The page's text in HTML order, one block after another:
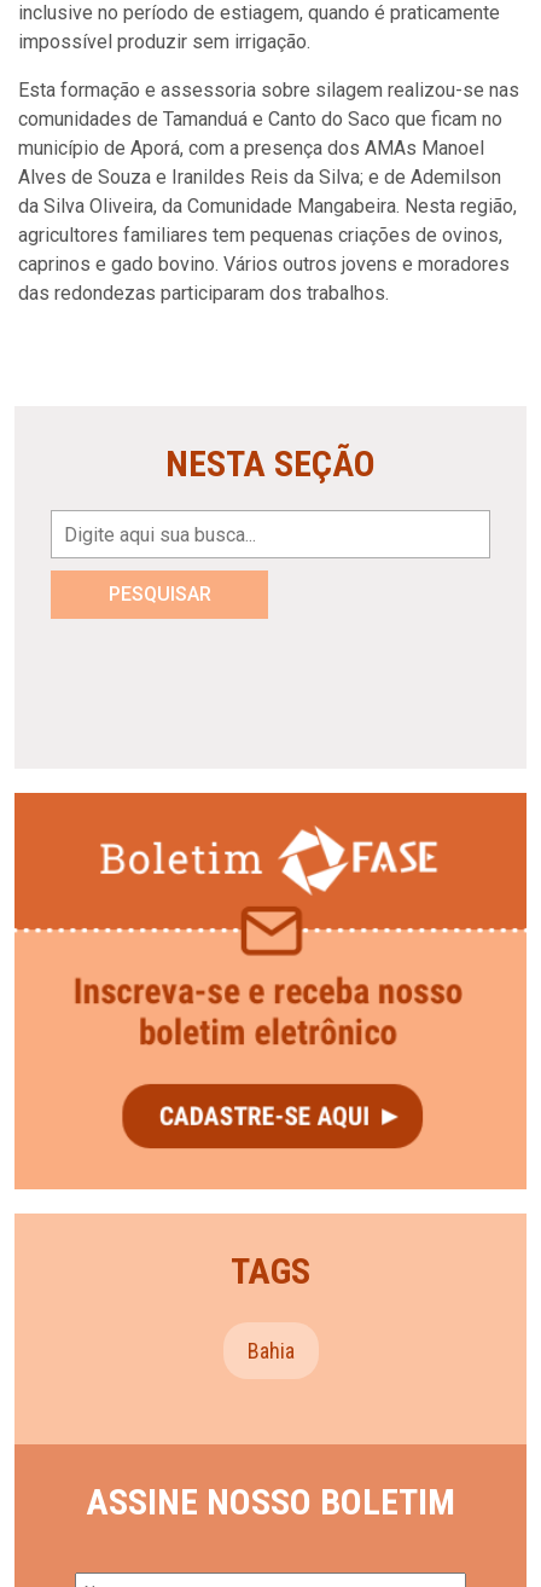
inclusive no período de estiagem, quando é praticamente
impossível produzir sem irrigação.
Esta formação e assessoria sobre silagem realizou-se nas
comunidades de Tamanduá e Canto do Saco que ficam no
município de Aporá, com a presença dos AMAs Manoel
Alves de Souza e Iranildes Reis da Silva; e de Ademilson
da Silva Oliveira, da Comunidade Mangabeira. Nesta região,
agricultores familiares tem pequenas criações de ovinos,
caprinos e gado bovino. Vários outros jovens e moradores
das redondezas participaram dos trabalhos.
NESTA SEÇÃO
PESQUISAR
TAGS
Bahia
ASSINE NOSSO BOLETIM